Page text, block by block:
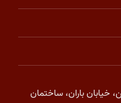
خیابان باران، ساختمان